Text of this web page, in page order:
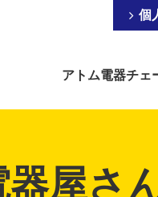
アトム電器チェ
個
器屋さ